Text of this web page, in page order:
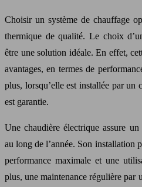
Choisir un système de chauffage
thermique de qualité. Le choix
être une solution idéale. En effet,
avantages, en termes de
plus, lorsqu’elle est installée par un
est garantie.
Une chaudière électrique assure
au long de l’année. Son installation
performance maximale et une
plus, une maintenance régulière par